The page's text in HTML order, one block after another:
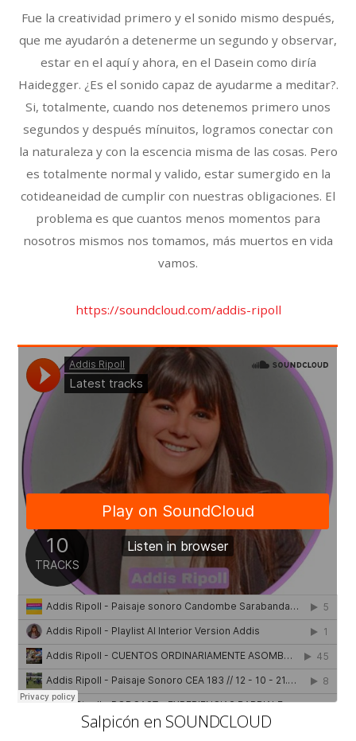
Fue la creatividad primero y el sonido mismo después,
que me ayudarón a detenerme un segundo y observar,
estar en el aquí y ahora, en el Dasein como diría
Haidegger. ¿Es el sonido capaz de ayudarme a meditar?.
Si, totalmente, cuando nos detenemos primero unos
segundos y después mínuitos, logramos conectar con
la naturaleza y con la escencia misma de las cosas. Pero
es totalmente normal y valido, estar sumergido en la
cotideaneidad de cumplir con nuestras obligaciones. El
problema es que cuantos menos momentos para
nosotros mismos nos tomamos, más muertos en vida
vamos.
https://soundcloud.com/addis-ripoll
Salpicón en SOUNDCLOUD